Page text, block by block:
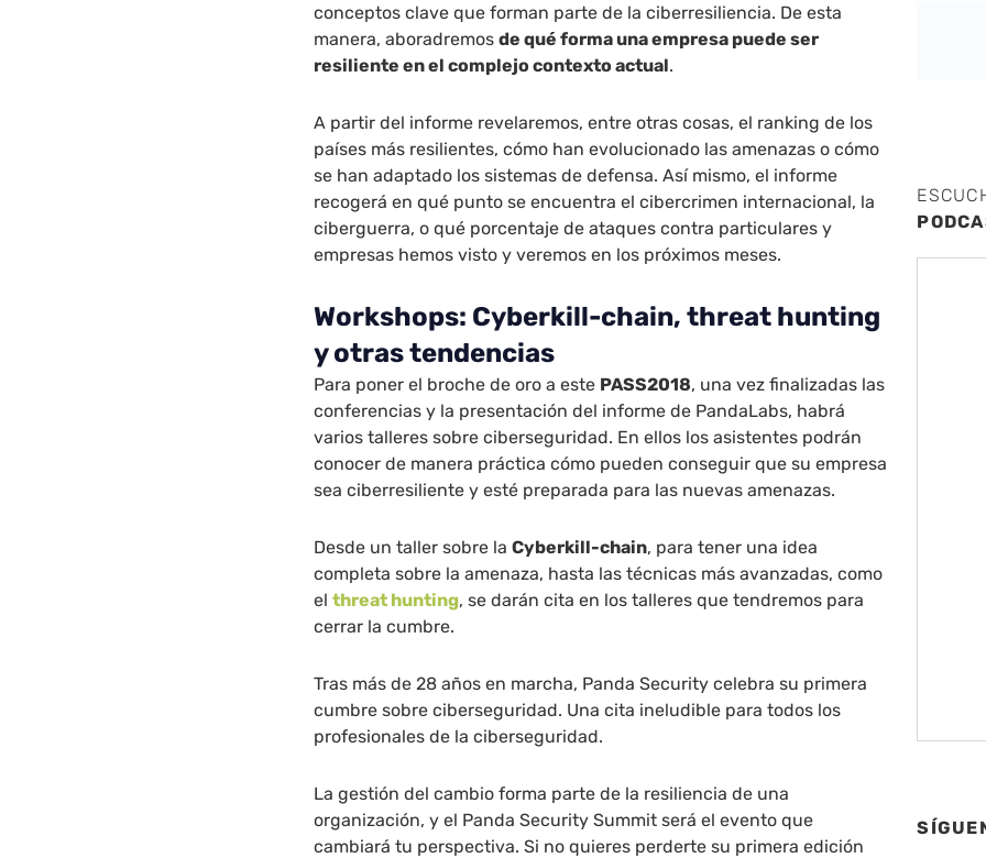
conceptos clave que forman parte de la ciberresiliencia. De esta
manera, aboradremosde qué forma una empresa puede ser
resiliente en el complejo contexto actual.
A partir del informe revelaremos, entre otras cosas, el ranking de los
países más resilientes, cómo han evolucionado las amenazas o cómo
se han adaptado los sistemas de defensa. Así mismo, el informe
recogerá en qué punto se encuentra el cibercrimen internacional, la
ciberguerra, o qué porcentaje de ataques contra particulares y
empresas hemos visto y veremos en los próximos meses.
Workshops: Cyberkill-chain, threat hunting
y otras tendencias
Para poner el broche de oro a este PASS2018, una vez finalizadas las
conferencias y la presentación del informe de PandaLabs, habrá
varios talleres sobre ciberseguridad. En ellos los asistentes podrán
conocer de manera práctica cómo pueden conseguir que su empresa
sea ciberresiliente y esté preparada para las nuevas amenazas.
Desde un taller sobre laCyberkill-chain, para tener una idea
completa sobre la amenaza, hasta las técnicas más avanzadas, como
elthreat hunting, se darán cita en los talleres que tendremos para
cerrar la cumbre.
Tras más de 28 años en marcha, Panda Security celebra su primera
cumbre sobre ciberseguridad. Una cita ineludible para todos los
profesionales de la ciberseguridad.
La gestión del cambio forma parte de la resiliencia de una
organización, y el Panda Security Summit será el evento que
cambiará tu perspectiva. Si no quieres perderte su primera edición